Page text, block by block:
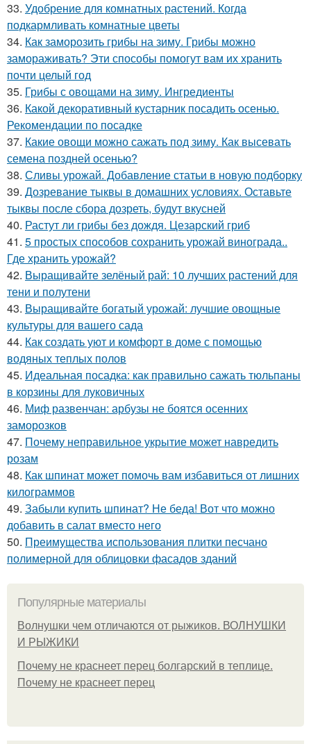
33. Удобрение для комнатных растений. Когда
подкармливать комнатные цветы
34. Как заморозить грибы на зиму. Грибы можно
замораживать? Эти способы помогут вам их хранить
почти целый год
35. Грибы с овощами на зиму. Ингредиенты
36. Какой декоративный кустарник посадить осенью.
Рекомендации по посадке
37. Какие овощи можно сажать под зиму. Как высевать
семена поздней осенью?
38. Сливы урожай. Добавление статьи в новую подборку
39. Дозревание тыквы в домашних условиях. Оставьте
тыквы после сбора дозреть, будут вкусней
40. Растут ли грибы без дождя. Цезарский гриб
41. 5 простых способов сохранить урожай винограда..
Где хранить урожай?
42. Выращивайте зелёный рай: 10 лучших растений для
тени и полутени
43. Выращивайте богатый урожай: лучшие овощные
культуры для вашего сада
44. Как создать уют и комфорт в доме с помощью
водяных теплых полов
45. Идеальная посадка: как правильно сажать тюльпаны
в корзины для луковичных
46. Миф развенчан: арбузы не боятся осенних
заморозков
47. Почему неправильное укрытие может навредить
розам
48. Как шпинат может помочь вам избавиться от лишних
килограммов
49. Забыли купить шпинат? Не беда! Вот что можно
добавить в салат вместо него
50. Преимущества использования плитки песчано
полимерной для облицовки фасадов зданий
Популярные материалы
Волнушки чем отличаются от рыжиков. ВОЛНУШКИ
И РЫЖИКИ
Почему не краснеет перец болгарский в теплице.
Почему не краснеет перец